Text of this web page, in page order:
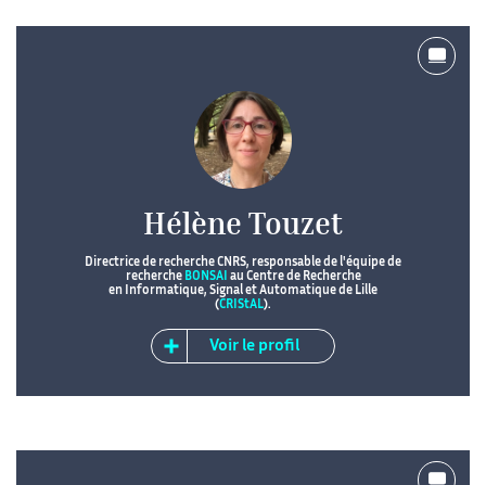
Hélène Touzet
Directrice de recherche CNRS, responsable de l'équipe de
recherche BONSAI au Centre de Recherche
en Informatique, Signal et Automatique de Lille
(CRIStAL).
Voir le profil